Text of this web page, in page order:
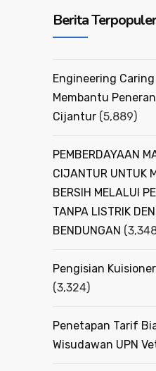
Berita Terpopuler
Engineering Caring
Membantu
Cijantur (5,889)
PEMBERDAYAAN
CIJANTUR UNTUK
BERSIH MELALUI
TANPA LISTRIK
BENDUNGAN
Pengisian
(3,324)
Penetapan Tarif
Wisudawan UPN